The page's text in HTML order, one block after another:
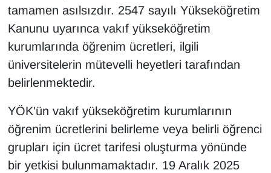
tamamen asılsızdır. 2547 sayılı Yükseköğretim
Kanunu uyarınca vakıf yükseköğretim
kurumlarında öğrenim ücretleri, ilgili
üniversitelerin mütevelli heyetleri tarafından
belirlenmektedir.
YÖK'ün vakıf yükseköğretim kurumlarının
öğrenim ücretlerini belirleme veya belirli öğrenci
grupları için ücret tarifesi oluşturma yönünde
bir yetkisi bulunmamaktadır. 19 Aralık 2025
Kültür & Sanat
KURDÎ
MAGAZİN
ONE EKONOMİ
POLİTİKA